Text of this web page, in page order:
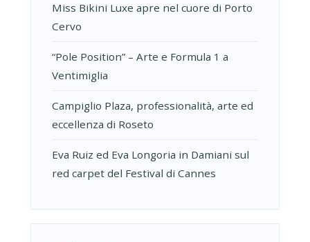
Miss Bikini Luxe apre nel cuore di Porto
Cervo
“Pole Position” – Arte e Formula 1 a
Ventimiglia
Campiglio Plaza, professionalità, arte ed
eccellenza di Roseto
Eva Ruiz ed Eva Longoria in Damiani sul
red carpet del Festival di Cannes